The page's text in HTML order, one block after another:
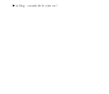
▶️ Le blog : conseils de la vraie vie !